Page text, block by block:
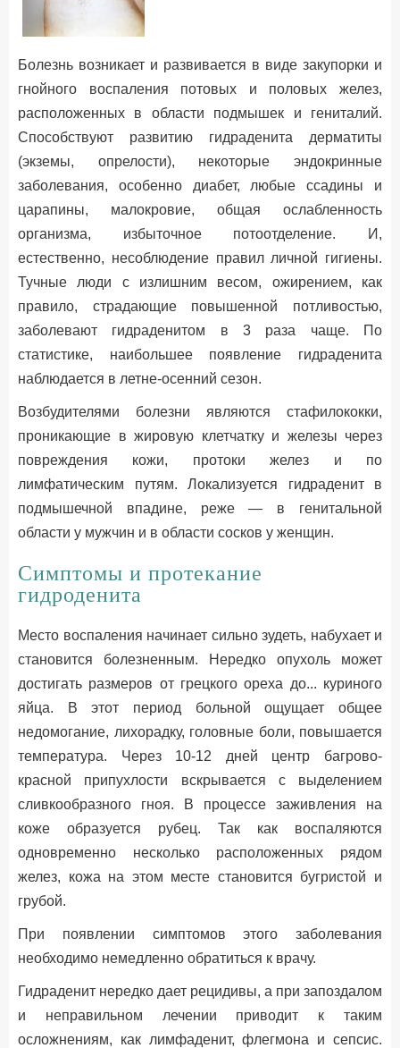
Болезнь возникает и развивается в виде закупорки и
гнойного воспаления потовых и половых желез,
расположенных в области подмышек и гениталий.
Способствуют развитию гидраденита дерматиты
(экземы, опрелости), некоторые эндокринные
заболевания, особенно диабет, любые ссадины и
царапины, малокровие, общая ослабленность
организма, избыточное потоотделение. И,
естественно, несоблюдение правил личной гигиены.
Тучные люди с излишним весом, ожирением, как
правило, страдающие повышенной потливостью,
заболевают гидраденитом в 3 раза чаще. По
статистике, наибольшее появление гидраденита
наблюдается в летне-осенний сезон.
Возбудителями болезни являются стафилококки,
проникающие в жировую клетчатку и железы через
повреждения кожи, протоки желез и по
лимфатическим путям. Локализуется гидраденит в
подмышечной впадине, реже — в генитальной
области у мужчин и в области сосков у женщин.
Симптомы и протекание
гидроденита
Место воспаления начинает сильно зудеть, набухает и
становится болезненным. Нередко опухоль может
достигать размеров от грецкого ореха до... куриного
яйца. В этот период больной ощущает общее
недомогание, лихорадку, головные боли, повышается
температура. Через 10-12 дней центр багрово-
красной припухлости вскрывается с выделением
сливкообразного гноя. В процессе заживления на
коже образуется рубец. Так как воспаляются
одновременно несколько расположенных рядом
желез, кожа на этом месте становится бугристой и
грубой.
При появлении симптомов этого заболевания
необходимо немедленно обратиться к врачу.
Гидраденит нередко дает рецидивы, а при запоздалом
и неправильном лечении приводит к таким
осложнениям, как лимфаденит, флегмона и сепсис.